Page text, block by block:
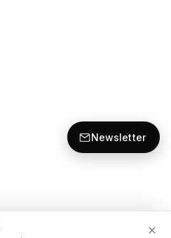
Newsletter